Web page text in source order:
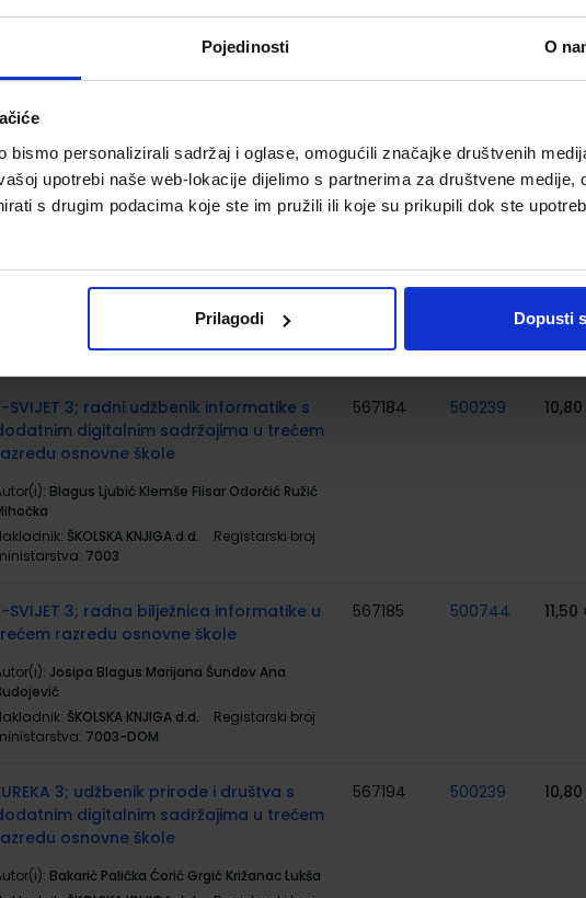
Pojedinosti O
bismo personalizirali sadržaj i oglase, omogućili značajke društvenih
upotrebi naše web-lokacije dijelimo s partnerima za društvene medije,
s drugim podacima koje ste im pružili ili koje su prikupili dok ste
Prilagodi Dopusti
u trećem razredu osnovne
Sanja Jakovljević Rogić Dubravka Miklec
7060-DOM2
SRETNI BROJ 3; nastavni listići za
Sanja Jakovljević Rogić Dubravka Miklec
Registarski broj
7060-DOM3
567179 9,50
SVIJET 3; radni udžbenik informatike s
digitalnim sadržajima u trećem
osnovne škole
Blagus Ljubić Klemše Flisar Odorčić Ružić
ŠKOLSKA KNJIGA d.d.
Registarski broj
7003
567184 500239
SVIJET 3; radna bilježnica informatike u
razredu osnovne škole
Josipa Blagus Marijana Šundov Ana
ŠKOLSKA KNJIGA d.d.
Registarski broj
7003-DOM
567185 500744
3; udžbenik prirode i društva s
digitalnim sadržajima u trećem
osnovne škole
Bakarić Palička Ćorić Grgić Križanac Lukša
567194 500239